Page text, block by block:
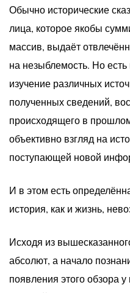
Обычно исторические
лица, которое якобы
массив, выдаёт
на незыблемость. Но
изучение различных
полученных сведений,
происходящего в
объективно взгляд на
поступающей новой
И в этом есть
история, как и жизнь,
Исходя из
абсолют, а начало
появления этого обзора у